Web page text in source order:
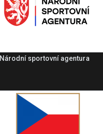
Národní sportovní agentura